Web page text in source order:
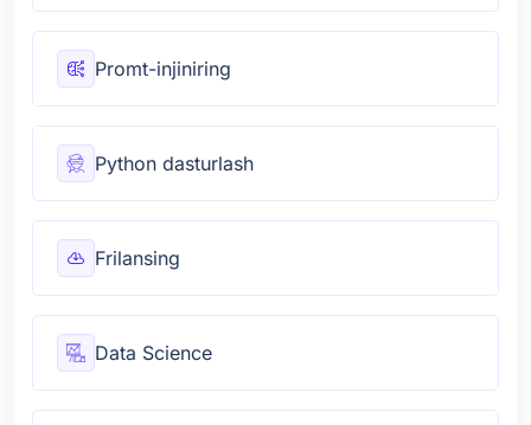
Promt-injiniring
Python dasturlash
Frilansing
Data Science